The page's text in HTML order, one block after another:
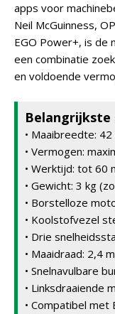
apps voor
Neil McGuinness,
EGO Power+, is de
een combinatie
en voldoende
Belangrijkste
• Maaibreedte: 42
• Vermogen:
• Werktijd: tot 60
• Gewicht: 3 kg
• Borstelloze
• Koolstofvezel
• Drie
• Maaidraad: 2,4
• Snelnavulbare
• Linksdraaiende
• Compatibel met